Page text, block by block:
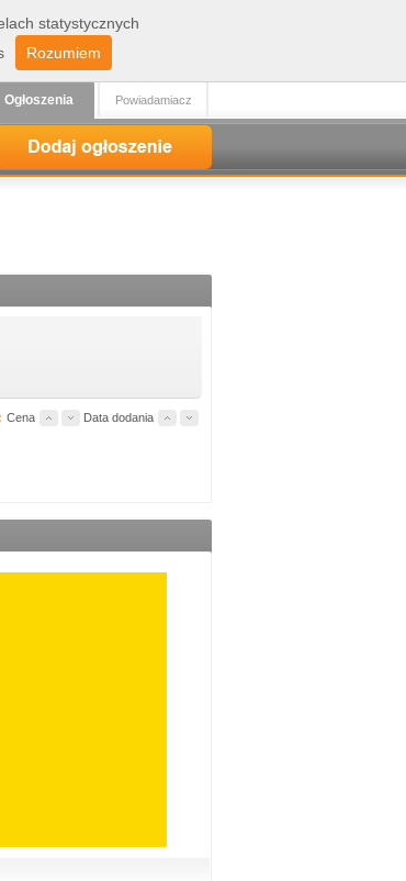
Zaloguj
Powiadamiacz
Ogłoszenia
Cena Data dodania
statystycznych
Rozumiem